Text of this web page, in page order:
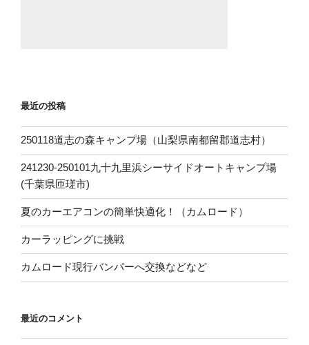
最近の投稿
250118道志の森キャンプ場（山梨県南都留郡道志村）
241230-250101九十九里浜シーサイドオートキャンプ場
(千葉県匝瑳市)
夏のカーエアコンの簡単快適化！（カムロード）
カーラッピングに挑戦
カムロード現行バンパーへ交換などなど
最近のコメント